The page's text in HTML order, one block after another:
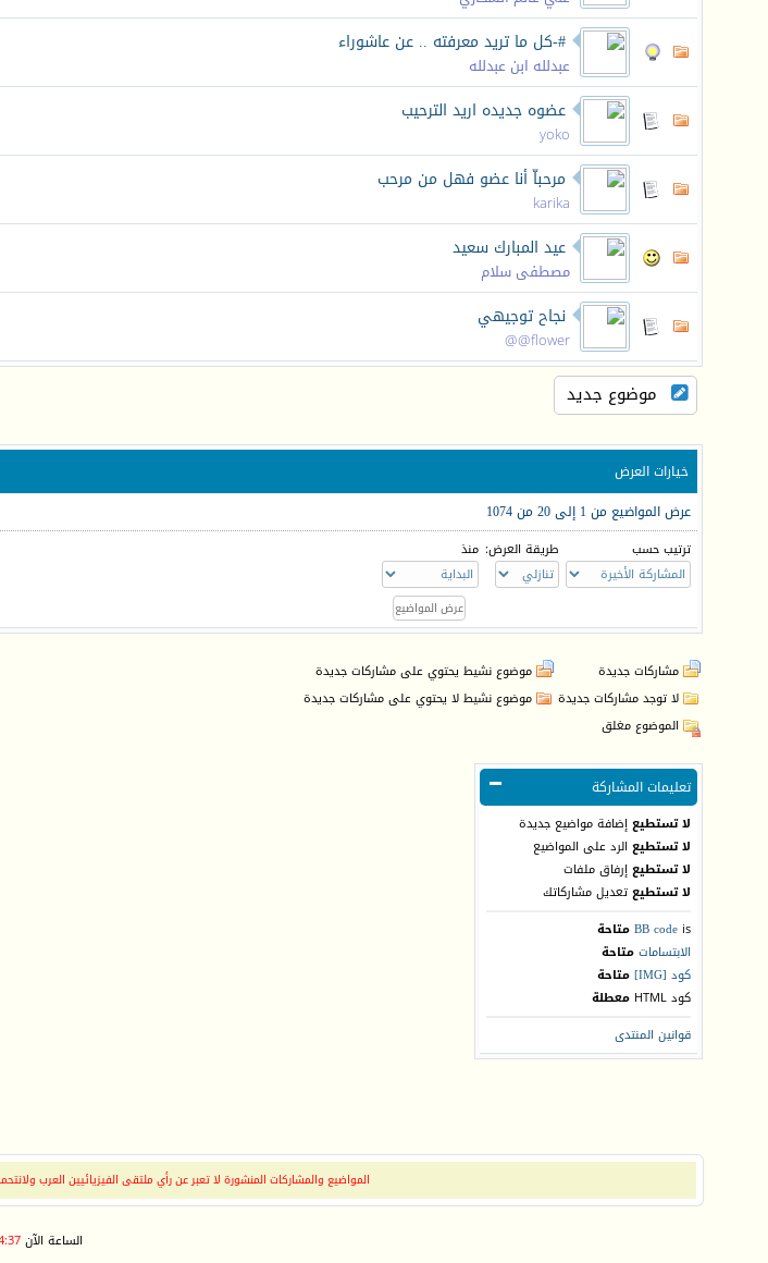
#-كل ما تريد معرفته .. عن عاشوراء
عبدلله ابن عبدلله
عضوه جديده اريد الترحيب
yoko
مرحباّ أنا عضو فهل من مرحب
karika
عيد المبارك سعيد
مصطفى سلام
نجاح توجيهي
flower@@
موضوع جديد
خيارات العرض
عرض المواضيع من 1 إلى 20 من 1074
ترتيب حسب طريقة العرض: منذ
مشاركات جديدة
موضوع نشيط يحتوي على مشاركات جديدة
لا توجد مشاركات جديدة
موضوع نشيط لا يحتوي على مشاركات جديدة
الموضوع مغلق
تعليمات المشاركة
لا تستطيعإضافة مواضيع جديدة
لا تستطيع الرد على المواضيع
لا تستطيعإرفاق ملفات
لا تستطيعتعديل مشاركاتك
BB code is
متاحة
الابتساماتمتاحة
كود [IMG]
متاحة
كود HTML
معطلة
قوانين المنتدى
المواضيع والمشاركات المنشورة لا تعبر عن رأي ملتقى الفيزيائيين العرب
الساعة الآن